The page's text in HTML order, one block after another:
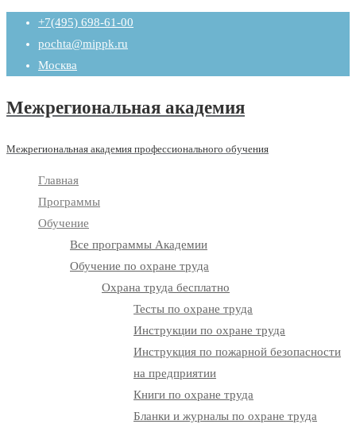
Промотать
содержимому
+7(495) 698-61-00
pochta@mippk.ru
Москва
Межрегиональная академия
Межрегиональная академия профессионального обучения
Главная
Программы
Обучение
Все программы Академии
Обучение по охране труда
Охрана труда бесплатно
Тесты по охране труда
Инструкции по охране труда
Инструкция по пожарной безопасности
на предприятии
Книги по охране труда
Бланки и журналы по охране труда